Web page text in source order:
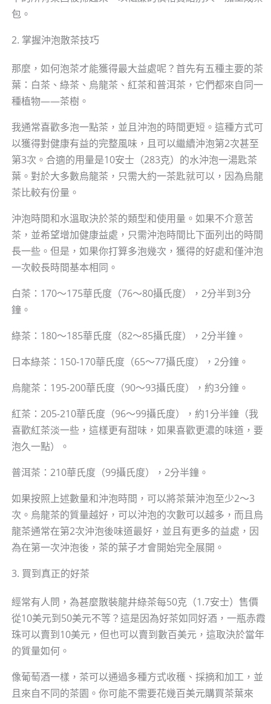
包。
2. 掌握沖泡散茶技巧
那麼，如何泡茶才能獲得最大益處呢？首先有五種主要的茶
葉：白茶、綠茶、烏龍茶、紅茶和普洱茶，它們都來自同一
種植物——茶樹。
我通常喜歡多泡一點茶，並且沖泡的時間更短。這種方式可
以獲得對健康有益的完整風味，且可以繼續沖泡第2次甚至
第3次。合適的用量是10安士（283克）的水沖泡一湯匙茶
葉。對於大多數烏龍茶，只需大約一茶匙就可以，因為烏龍
茶比較有份量。
沖泡時間和水溫取決於茶的類型和使用量。如果不介意苦
茶，並希望增加健康益處，只需沖泡時間比下面列出的時間
長一些。但是，如果你打算多泡幾次，獲得的好處和僅沖泡
一次較長時間基本相同。
白茶：170～175華氏度（76～80攝氏度），2分半到3分
鐘。
綠茶：180～185華氏度（82～85攝氏度），2分半鐘。
日本綠茶：150-170華氏度（65～77攝氏度），2分鐘。
烏龍茶：195-200華氏度（90～93攝氏度），約3分鐘。
紅茶：205-210華氏度（96～99攝氏度），約1分半鐘（我
喜歡紅茶淡一些，這樣更有甜味，如果喜歡更濃的味道，要
泡久一點）。
普洱茶：210華氏度（99攝氏度），2分半鐘。
如果按照上述數量和沖泡時間，可以將茶葉沖泡至少2～3
次。烏龍茶的質量越好，可以沖泡的次數可以越多，而且烏
龍茶通常在第2次沖泡後味道最好，並且有更多的益處，因
為在第一次沖泡後，茶的葉子才會開始完全展開。
3. 買到真正的好茶
經常有人問，為甚麼散裝龍井綠茶每50克（1.7安士）售價
從10美元到50美元不等？這是因為好茶如同好酒，一瓶赤霞
珠可以賣到10美元，但也可以賣到數百美元，這取決於當年
的質量如何。
像葡萄酒一樣，茶可以通過多種方式收穫、採摘和加工，並
且來自不同的茶園。你可能不需要花幾百美元購買茶葉來